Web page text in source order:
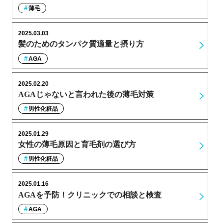
薄毛
髪のためのタンパク質適量と摂り方
2025.03.03
AGA
AGAじゃないと言われた後の薄毛対策
2025.02.20
男性化粧品
女性の薄毛原因と育毛剤の選び方
2025.01.29
男性化粧品
AGAを予防！クリニックでの相談と検査
2025.01.16
AGA